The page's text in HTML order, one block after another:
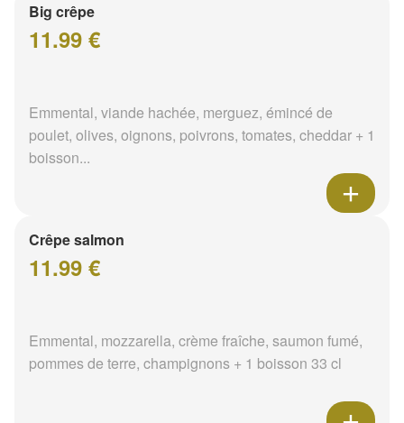
Big crêpe
11.99 €
Emmental, viande hachée, merguez, émincé de
poulet, olives, oignons, poivrons, tomates, cheddar + 1
boisson...
Crêpe salmon
11.99 €
Emmental, mozzarella, crème fraîche, saumon fumé,
pommes de terre, champignons + 1 boisson 33 cl